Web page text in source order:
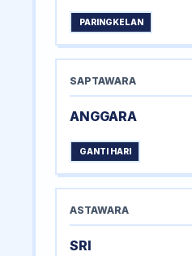
PARINGKELAN
SAPTAWARA
ANGGARA
GANTI HARI
ASTAWARA
SRI